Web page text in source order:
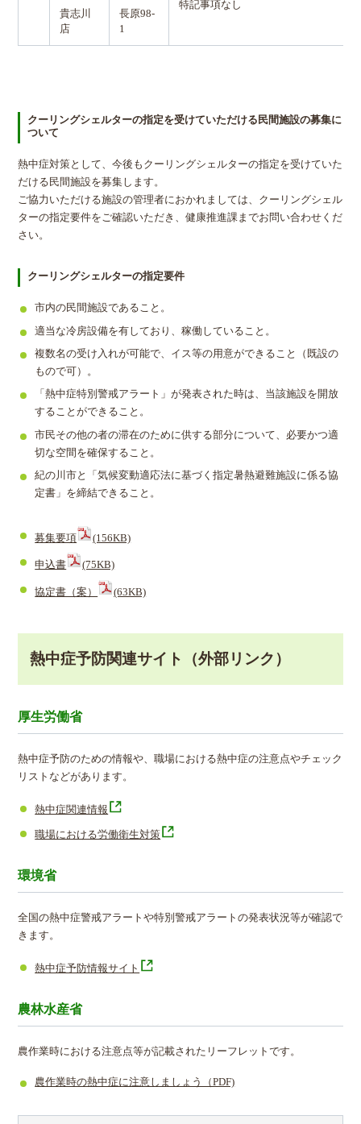
貴志川
店
長原98-
1
特記事項なし
クーリングシェルターの指定を受けていただける民間施設の募集に
ついて
熱中症対策として、今後もクーリングシェルターの指定を受けていた
だける民間施設を募集します。
ご協力いただける施設の管理者におかれましては、クーリングシェル
ターの指定要件をご確認いただき、健康推進課までお問い合わせくだ
さい。
クーリングシェルターの指定要件
市内の民間施設であること。
適当な冷房設備を有しており、稼働していること。
複数名の受け入れが可能で、イス等の用意ができること（既設の
もので可）。
「熱中症特別警戒アラート」が発表された時は、当該施設を開放
することができること。
市民その他の者の滞在のために供する部分について、必要かつ適
切な空間を確保すること。
紀の川市と「気候変動適応法に基づく指定暑熱避難施設に係る協
定書」を締結できること。
募集要項 (156KB)
申込書 (75KB)
協定書（案） (63KB)
熱中症予防関連サイト（外部リンク）
厚生労働省
熱中症予防のための情報や、職場における熱中症の注意点やチェック
リストなどがあります。
熱中症関連情報
職場における労働衛生対策
環境省
全国の熱中症警戒アラートや特別警戒アラートの発表状況等が確認で
きます。
熱中症予防情報サイト
農林水産省
農作業時における注意点等が記載されたリーフレットです。
農作業時の熱中症に注意しましょう（PDF)